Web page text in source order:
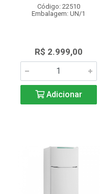
Código: 22510
Embalagem: UN/1
R$ 2.999,00
Adicionar